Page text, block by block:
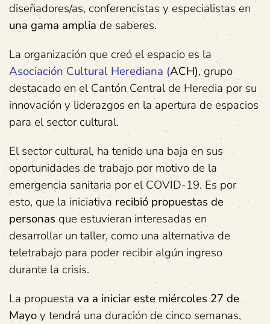
diseñadores/as, conferencistas y especialistas en
una gama amplia de saberes.
La organización que creó el espacio es la
Asociación Cultural Herediana (ACH), grupo
destacado en el Cantón Central de Heredia por su
innovación y liderazgos en la apertura de espacios
para el sector cultural.
El sector cultural, ha tenido una baja en sus
oportunidades de trabajo por motivo de la
emergencia sanitaria por el COVID-19. Es por
esto, que la iniciativa recibió propuestas de
personas que estuvieran interesadas en
desarrollar un taller, como una alternativa de
teletrabajo para poder recibir algún ingreso
durante la crisis.
La propuesta va a iniciar este miércoles 27 de
Mayoy tendrá una duración de cinco semanas,